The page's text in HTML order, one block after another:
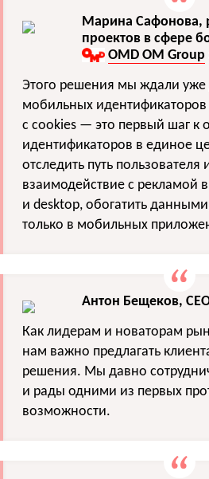
Марина Сафонова,
проектов в сфере
OMD OM Group
Этого решения мы ждали уже
мобильных идентификаторов
с cookies — это первый шаг к
идентификаторов в единое
отследить путь пользователя
взаимодействие с рекламой
и desktop, обогатить
только в мобильных
Антон Бещеков,
Как лидерам и новаторам
нам важно предлагать
решения. Мы давно
и рады одними из первых
возможности.